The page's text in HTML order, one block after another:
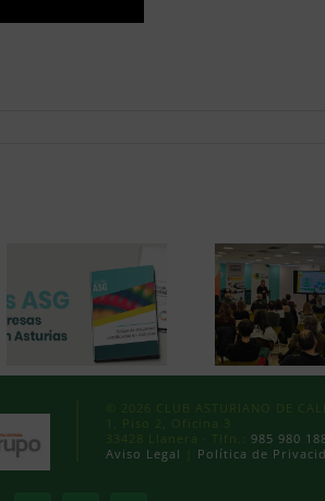
© 2026 CLUB ASTURIANO DE
1, Piso 2, Oficina 3
33428 Llanera · Tlfn.:985 980
Aviso Legal
Política de